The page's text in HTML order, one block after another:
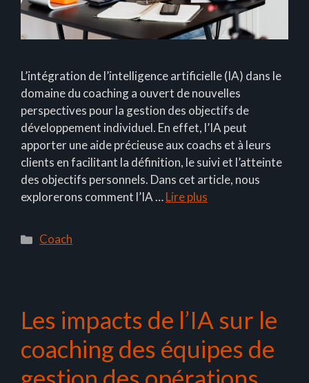
L’intégration de l’intelligence artificielle (IA) dans le
domaine du coaching a ouvert de nouvelles
perspectives pour la gestion des objectifs de
développement individuel. En effet, l’IA peut
apporter une aide précieuse aux coachs et à leurs
clients en facilitant la définition, le suivi et l’atteinte
des objectifs personnels. Dans cet article, nous
explorerons comment l’IA …Lire plus
Catégories
Coach
Les impacts de l’IA sur le
coaching des équipes de